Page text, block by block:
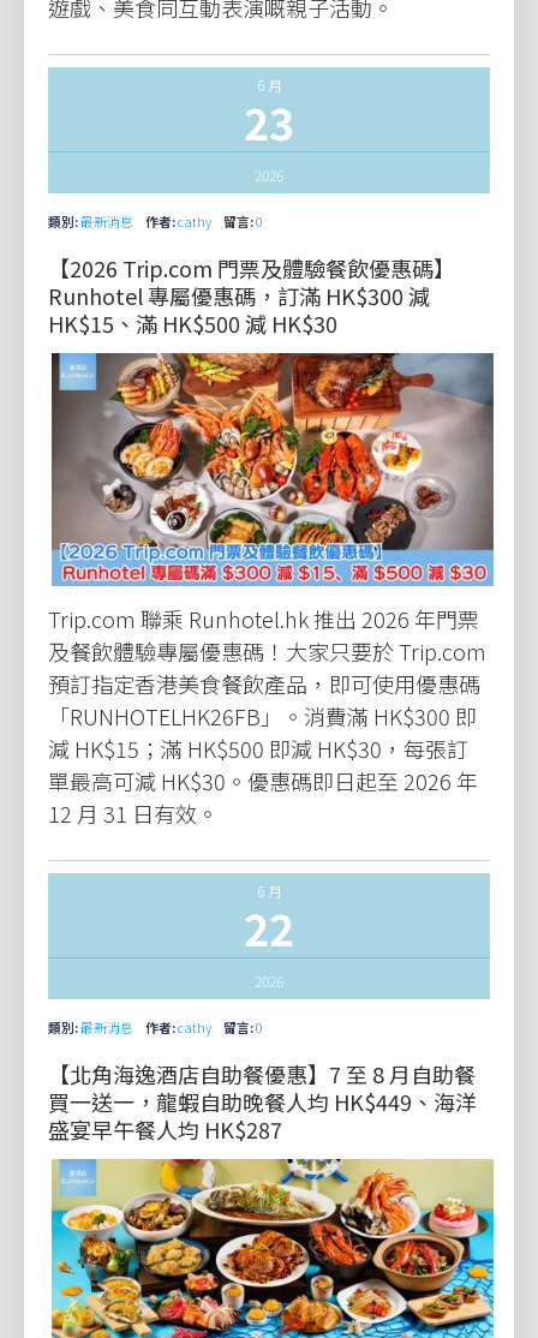
遊戲、美食同互動表演嘅親子活動。
6 月
23
2026
類別:最新消息 作者:cathy 留言:0
【2026 Trip.com 門票及體驗餐飲優惠碼】
Runhotel 專屬優惠碼，訂滿 HK$300 減
HK$15、滿 HK$500 減 HK$30
Trip.com 聯乘 Runhotel.hk 推出 2026 年門票
及餐飲體驗專屬優惠碼！大家只要於 Trip.com
預訂指定香港美食餐飲產品，即可使用優惠碼
「RUNHOTELHK26FB」。消費滿 HK$300 即
減 HK$15；滿 HK$500 即減 HK$30，每張訂
單最高可減 HK$30。優惠碼即日起至 2026 年
12 月 31 日有效。
6 月
22
2026
類別:最新消息 作者:cathy 留言:0
【北角海逸酒店自助餐優惠】7 至 8 月自助餐
買一送一，龍蝦自助晚餐人均 HK$449、海洋
盛宴早午餐人均 HK$287